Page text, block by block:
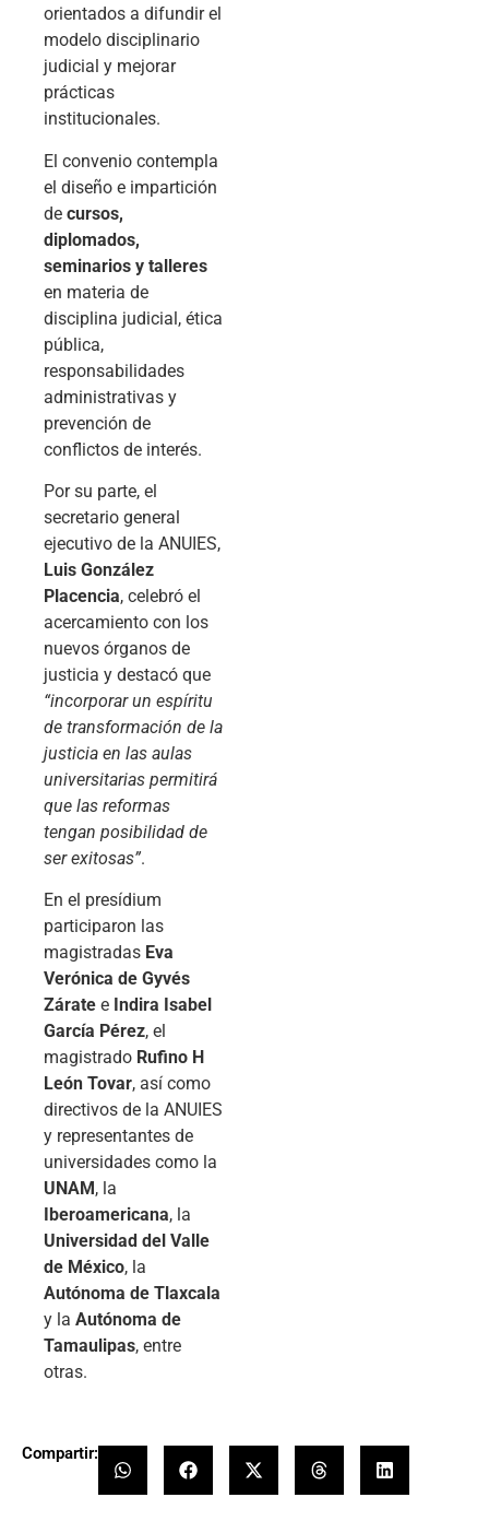
orientados a difundir el
modelo disciplinario
judicial y mejorar
prácticas
institucionales.
El convenio contempla
el diseño e impartición
de cursos,
diplomados,
seminarios y talleres
en materia de
disciplina judicial, ética
pública,
responsabilidades
administrativas y
prevención de
conflictos de interés.
Por su parte, el
secretario general
ejecutivo de la ANUIES,
Luis González
Placencia, celebró el
acercamiento con los
nuevos órganos de
justicia y destacó que
“incorporar un espíritu
de transformación de la
justicia en las aulas
universitarias permitirá
que las reformas
tengan posibilidad de
ser exitosas”.
En el presídium
participaron las
magistradas Eva
Verónica de Gyvés
Zárate e Indira Isabel
García Pérez, el
magistrado Rufino H
León Tovar, así como
directivos de la ANUIES
y representantes de
universidades como la
UNAM , la
Iberoamericana, la
Universidad del Valle
de México, la
Autónoma de Tlaxcala
y la Autónoma de
Tamaulipas, entre
otras.
Compartir: